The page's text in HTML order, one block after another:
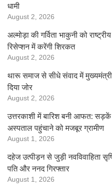
धामी
August 2, 2026
अल्मोड़ा की गर्विता भाकुनी को
रिसेप्शन में करेंगी शिरकत
August 2, 2026
थारू समाज से सीधे संवाद में
दिया जोर
August 2, 2026
उत्तरकाशी में बारिश बनी आफत:
अस्पताल पहुंचाने को मजबूर ग्रामीण
August 1, 2026
दहेज उत्पीड़न से जुड़ी नवविवाहिता
पति और ननद गिरफ्तार
August 1, 2026